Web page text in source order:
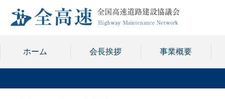
ホーム 会長挨拶 事業概要